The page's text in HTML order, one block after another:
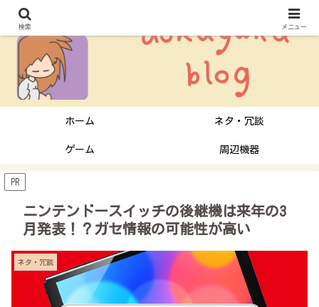
ホーム ネタ・冗談
ゲーム 周辺機器
PR
ニンテンドースイッチの後継機は来年の3
月発表！？ガセ情報の可能性が高い
ネタ・冗談
検索 メニュー